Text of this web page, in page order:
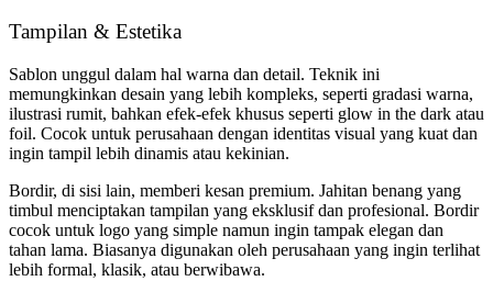
Tampilan & Estetika
Sablon unggul dalam hal warna dan detail. Teknik ini
memungkinkan desain yang lebih kompleks, seperti gradasi warna,
ilustrasi rumit, bahkan efek-efek khusus seperti glow in the dark atau
foil. Cocok untuk perusahaan dengan identitas visual yang kuat dan
ingin tampil lebih dinamis atau kekinian.
Bordir, di sisi lain, memberi kesan premium. Jahitan benang yang
timbul menciptakan tampilan yang eksklusif dan profesional. Bordir
cocok untuk logo yang simple namun ingin tampak elegan dan
tahan lama. Biasanya digunakan oleh perusahaan yang ingin terlihat
lebih formal, klasik, atau berwibawa.